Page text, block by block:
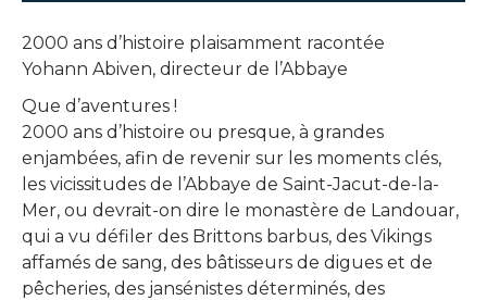
2000 ans d’histoire plaisamment racontée
Yohann Abiven, directeur de l’Abbaye
Que d’aventures !
2000 ans d’histoire ou presque, à grandes
enjambées, afin de revenir sur les moments clés,
les vicissitudes de l’Abbaye de Saint-Jacut-de-la-
Mer, ou devrait-on dire le monastère de Landouar,
qui a vu défiler des Brittons barbus, des Vikings
affamés de sang, des bâtisseurs de digues et de
pêcheries, des jansénistes déterminés, des